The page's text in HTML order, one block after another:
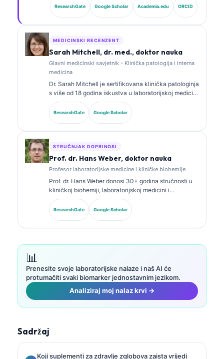
analizi uz pomoć vještačke inteligencije. Kao glavni
medicinski direktor u Kantesti AI, pruža klinički
radove o interpretaciji biomarkera i laboratorijskoj
dijagnostici na temu laboratorijske medicine.
ResearchGate Google Scholar Academia.edu ORCID
MEDICINSKI RECENZENT
Sarah Mitchell, dr. med., doktor nauka
Glavni medicinski savjetnik - Klinička patologija i interna
medicina
Dr. Sarah Mitchell je sertifikovana klinička patologinja
s više od 18 godina iskustva u laboratorijskoj medicini
i dijagnostičkoj analizi. Ima specijalističke sertifikate
iz kliničke biohemije i opsežno je objavljivala radove
o panelima biomarkera i laboratorijskoj analizi u
ResearchGate Google Scholar
STRUČNJAK DOPRINOSI
Prof. dr. Hans Weber, doktor nauka
Profesor laboratorijske medicine i kliničke biohemije
Prof. dr. Hans Weber donosi 30+ godina stručnosti u
kliničkoj biohemiji, laboratorijskoj medicini i
istraživanju biomarkera. Bivši predsjednik Njemačkog
društva za kliničku hemiju, specijalizovan je za
analizu dijagnostičkih panela, standardizaciju
ResearchGate Google Scholar
📊
Prenesite svoje laboratorijske nalaze i naš AI će
protumačiti svaki biomarker jednostavnim jezikom.
Analiziraj moj nalaz krvi →
Sadržaj
Koji suplementi za zdravlje zglobova zaista vrijedi